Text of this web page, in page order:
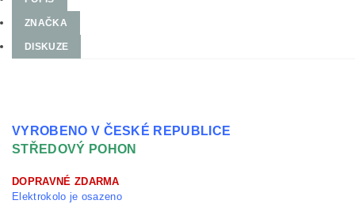
ZNAČKA
DISKUZE
VYROBENO V ČESKÉ REPUBLICE
STŘEDOVÝ POHON
DOPRAVNÉ ZDARMA
Elektrokolo je osazeno